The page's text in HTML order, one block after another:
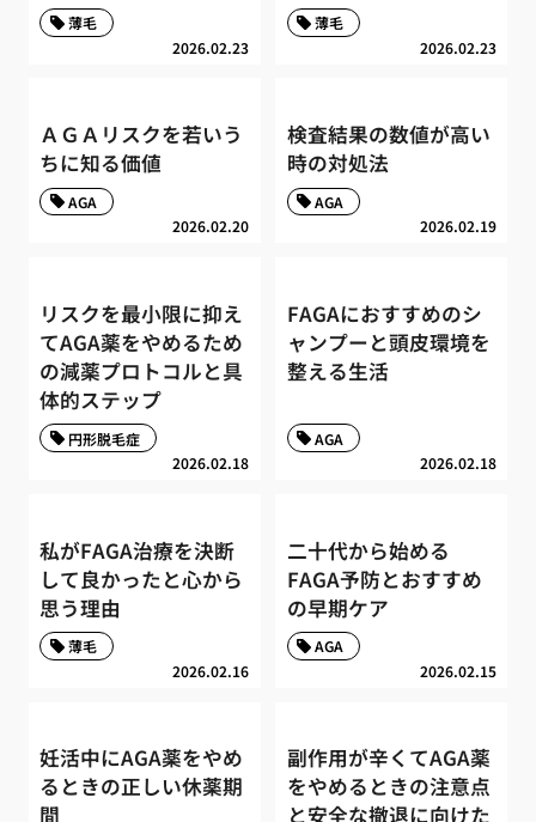
2026.02.23
薄毛
2026.02.23
薄毛
ＡＧＡリスクを若いう
ちに知る価値
2026.02.20
AGA
検査結果の数値が高い
時の対処法
2026.02.19
AGA
リスクを最小限に抑え
てAGA薬をやめるため
の減薬プロトコルと具
体的ステップ
2026.02.18
円形脱毛症
FAGAにおすすめのシ
ャンプーと頭皮環境を
整える生活
2026.02.18
AGA
私がFAGA治療を決断
して良かったと心から
思う理由
2026.02.16
薄毛
二十代から始める
FAGA予防とおすすめ
の早期ケア
2026.02.15
AGA
妊活中にAGA薬をやめ
るときの正しい休薬期
間
副作用が辛くてAGA薬
をやめるときの注意点
と安全な撤退に向けた